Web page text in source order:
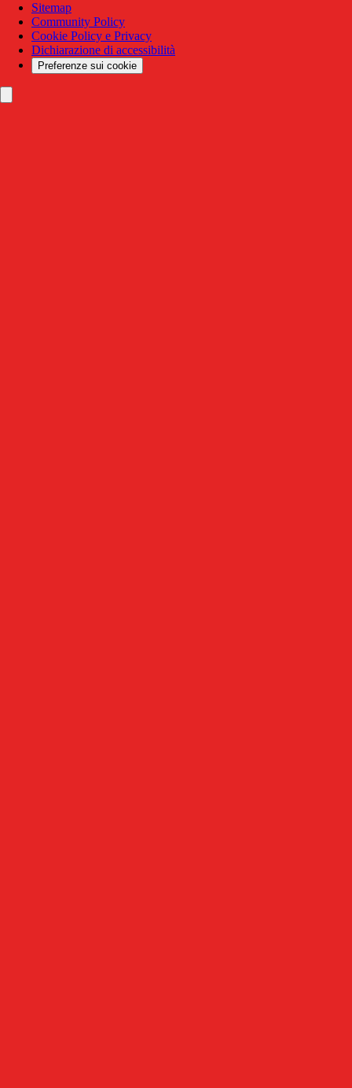
Sitemap
Community Policy
Cookie Policy e Privacy
Dichiarazione di accessibilità
Preferenze sui cookie